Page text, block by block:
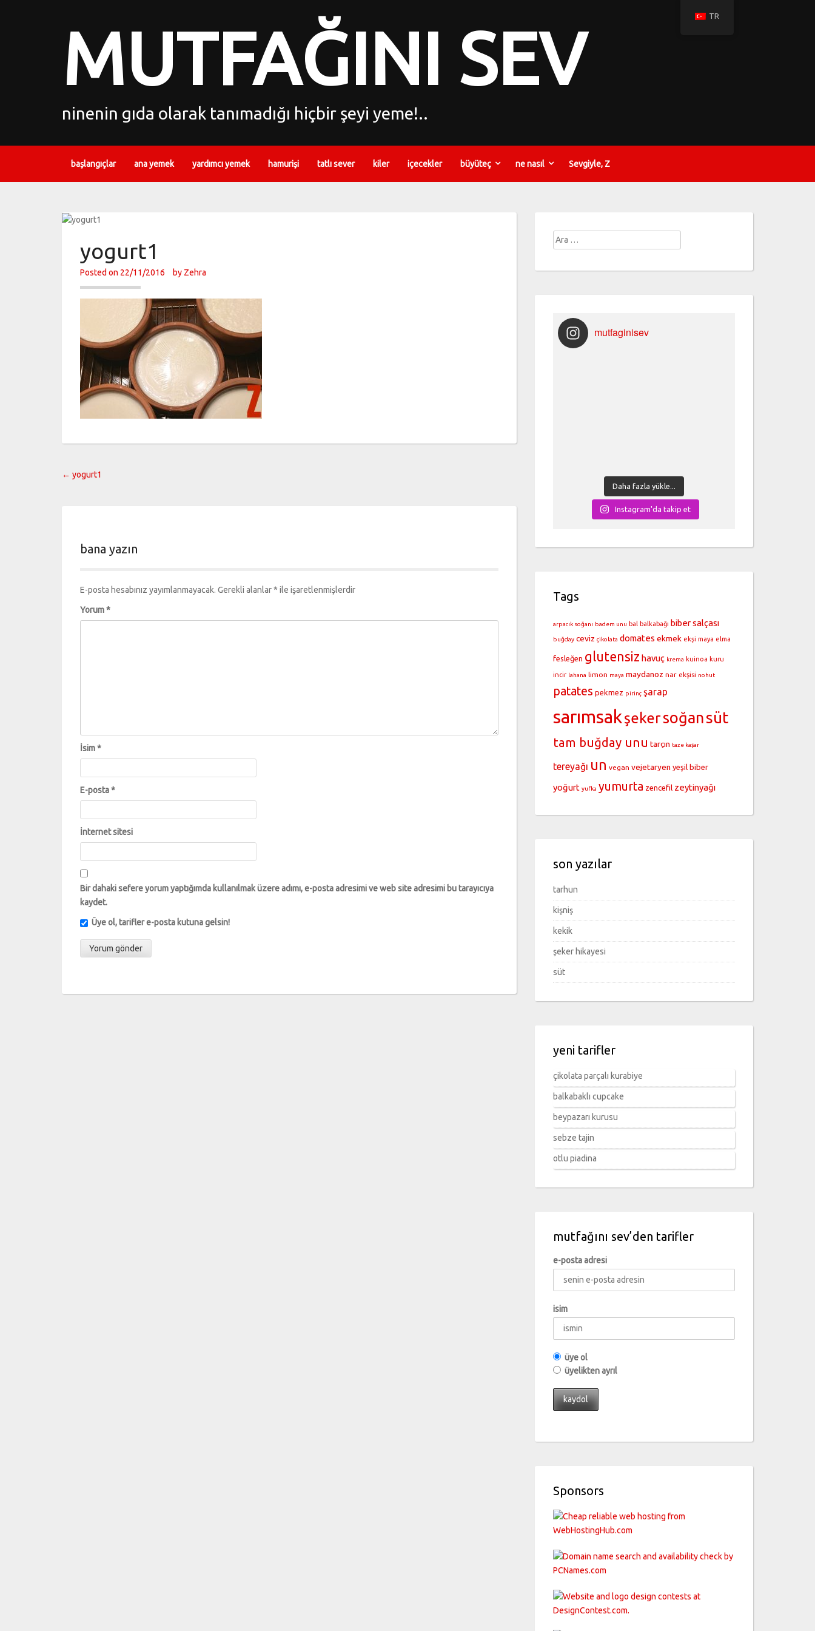
MUTFAĞINI SEV
ninenin gıda olarak tanımadığı hiçbir şeyi yeme!..
başlangıçlar ana yemek yardımcı yemek hamurişi tatlı sever kiler içecekler büyüteç ne nasıl Sevgiyle, Z
yogurt1
Posted on 22/11/2016 by Zehra
Post
← yogurt1
bana yazın
E-posta hesabınız yayımlanmayacak. Gerekli alanlar* ile işaretlenmişlerdir
Yorum*
İsim*
E-posta*
İnternet sitesi
Bir dahaki sefere yorum yaptığımda kullanılmak üzere adımı, e-posta adresimi ve web site adresimi bu tarayıcıya
kaydet.
Üye ol, tarifler e-posta kutuna gelsin!
Arama:
mutfaginisev
Daha fazla yükle...
Instagram'da takip et
Tags
arpacık soğanı badem unu bal balkabağı biber salçası
buğday ceviz çikolata domates ekmek ekşi maya elma
fesleğen glutensiz havuç krema kuinoa kuru
incir lahana limon maya maydanoz nar ekşisi nohut
patates pekmez pirinç şarap
sarımsakşekersoğansüt
tam buğday unu tarçın taze kaşar
tereyağı un vegan vejetaryen yeşil biber
yoğurt yufka yumurta zencefil zeytinyağı
son yazılar
tarhun
kişniş
kekik
şeker hikayesi
süt
yeni tarifler
çikolata parçalı kurabiye
balkabaklı cupcake
beypazarı kurusu
sebze tajin
otlu piadina
mutfağını sev’den tarifler
e-posta adresi
isim
üye ol
üyelikten ayrıl
Sponsors
TR